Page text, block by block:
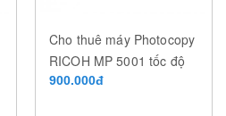
Cho thuê máy Photocopy
RICOH MP 5001 tốc độ
50 trang/phút
900.000đ